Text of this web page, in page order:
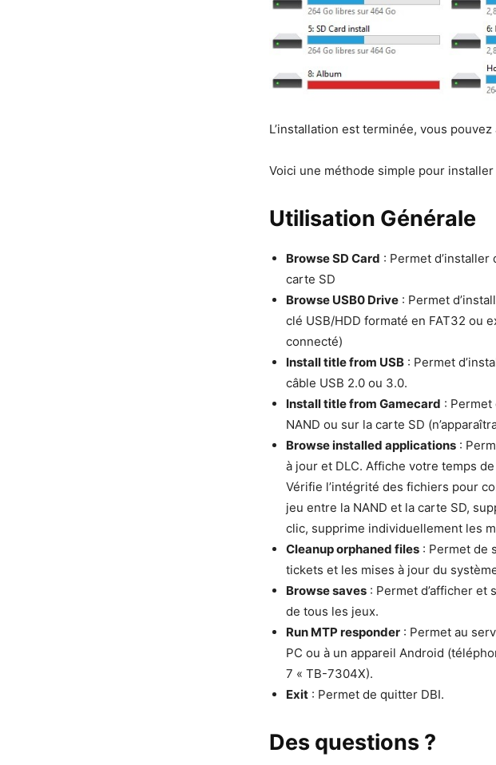
L’installation est terminée, vous
Voici une méthode simple pour
Utilisation Générale
Browse SD Card : Permet d’installer
carte SD
Browse USB0 Drive : Permet
clé USB/HDD formaté en FAT32 ou
connecté)
Install title from USB : Permet
câble USB 2.0 ou 3.0.
Install title from Gamecard :
NAND ou sur la carte SD
Browse installed applications :
à jour et DLC. Affiche votre temps
Vérifie l’intégrité des fichiers pour
jeu entre la NAND et la carte SD,
clic, supprime individuellement les
Cleanup orphaned files : Permet de
tickets et les mises à jour du
Browse saves : Permet d’afficher
de tous les jeux.
Run MTP responder : Permet au
PC ou à un appareil Android
7 « TB-7304X).
Exit : Permet de quitter DBI.
Des questions ?